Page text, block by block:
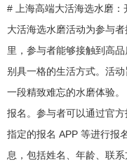
# 上海高端大活海选水磨
大活海选水磨活动为参与
里，参与者能够接触到高
别具一格的生活方式。活
一段精致难忘的水磨体验
报名。参与者可以通过官
指定的报名 APP 等进行报
息，包括姓名、年龄、联